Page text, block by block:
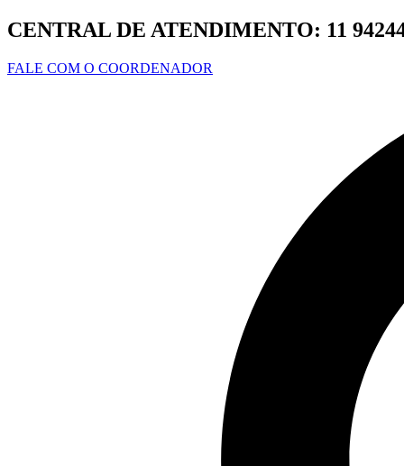
Ir
para
conteúdo
CENTRAL DE ATENDIMENTO: 11
FALE COM O COORDENADOR